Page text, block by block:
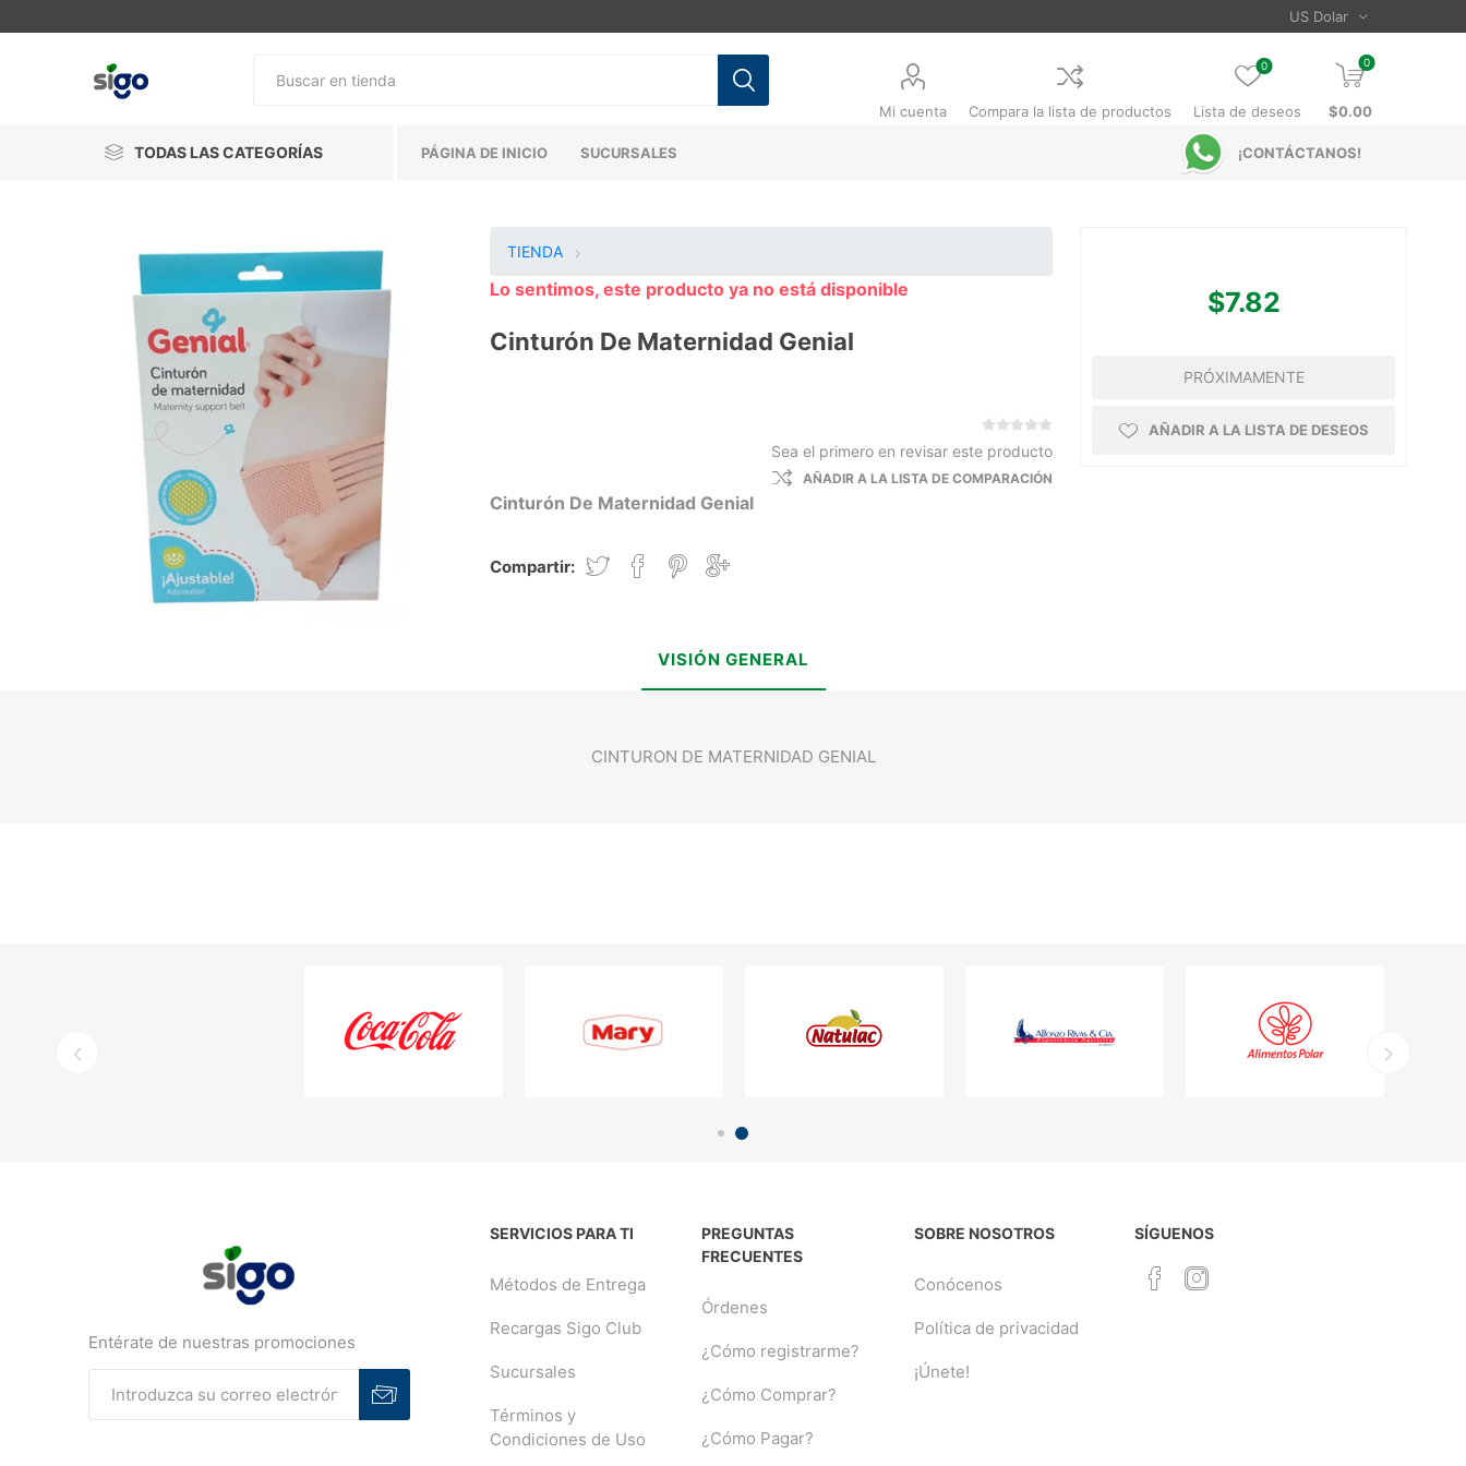
Mi cuenta Compara la lista de productos Lista de deseos
0 0
$0.00
TODAS LAS CATEGORÍAS PÁGINA DE INICIO SUCURSALES ¡CONTÁCTANOS!
TIENDA
Lo sentimos, este producto ya no está disponible
Cinturón De Maternidad Genial
Sea el primero en revisar este producto
AÑADIR A LA LISTA DE COMPARACIÓN
Cinturón De Maternidad Genial
Compartir:
$7.82
PRÓXIMAMENTE
AÑADIR A LA LISTA DE DESEOS
VISIÓN GENERAL
CINTURON DE MATERNIDAD GENIAL
Entérate de nuestras promociones
SERVICIOS PARA TI
Métodos de Entrega
Recargas Sigo Club
Sucursales
Términos y
Condiciones de Uso
PREGUNTAS
FRECUENTES
Órdenes
¿Cómo registrarme?
¿Cómo Comprar?
¿Cómo Pagar?
SOBRE NOSOTROS
Conócenos
Política de privacidad
¡Únete!
SÍGUENOS